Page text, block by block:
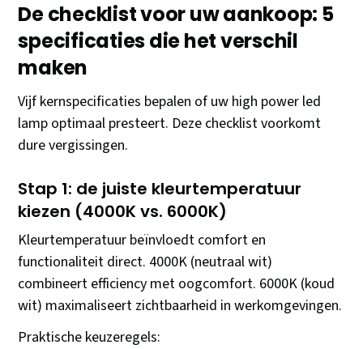
De checklist voor uw aankoop: 5
specificaties die het verschil
maken
Vijf kernspecificaties bepalen of uw high power led
lamp optimaal presteert. Deze checklist voorkomt
dure vergissingen.
Stap 1: de juiste kleurtemperatuur
kiezen (4000K vs. 6000K)
Kleurtemperatuur beïnvloedt comfort en
functionaliteit direct. 4000K (neutraal wit)
combineert efficiency met oogcomfort. 6000K (koud
wit) maximaliseert zichtbaarheid in werkomgevingen.
Praktische keuzeregels: